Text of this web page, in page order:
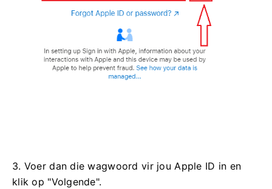
3. Voer dan die wagwoord vir jou Apple ID in en
klik op "Volgende".